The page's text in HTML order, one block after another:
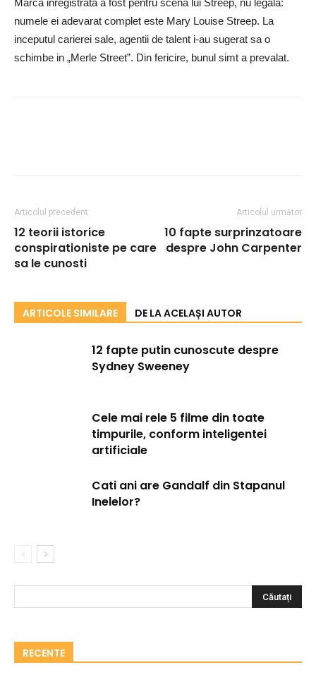
Marca inregistrata a fost pentru scena lui Streep, nu legala:
numele ei adevarat complet este Mary Louise Streep. La
inceputul carierei sale, agentii de talent i-au sugerat sa o
schimbe in „Merle Street”. Din fericire, bunul simt a prevalat.
Articolul precedent
12 teorii istorice
conspirationiste pe care
sa le cunosti
Articolul următor
10 fapte surprinzatoare
despre John Carpenter
ARTICOLE SIMILARE DE LA ACELAȘI AUTOR
12 fapte putin cunoscute despre
Sydney Sweeney
Cele mai rele 5 filme din toate
timpurile, conform inteligentei
artificiale
Cati ani are Gandalf din Stapanul
Inelelor?
RECENTE